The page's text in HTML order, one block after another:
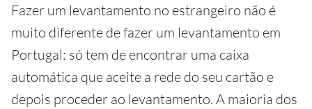
Fazer um levantamento no estrangeiro não é
muito diferente de fazer um levantamento em
Portugal: só tem de encontrar uma caixa
automática que aceite a rede do seu cartão e
depois proceder ao levantamento. A maioria dos